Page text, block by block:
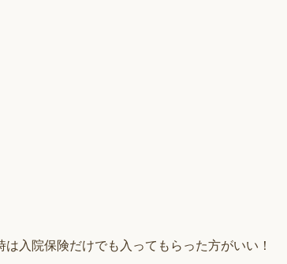
入院保険だけでも入ってもらった方がいい！